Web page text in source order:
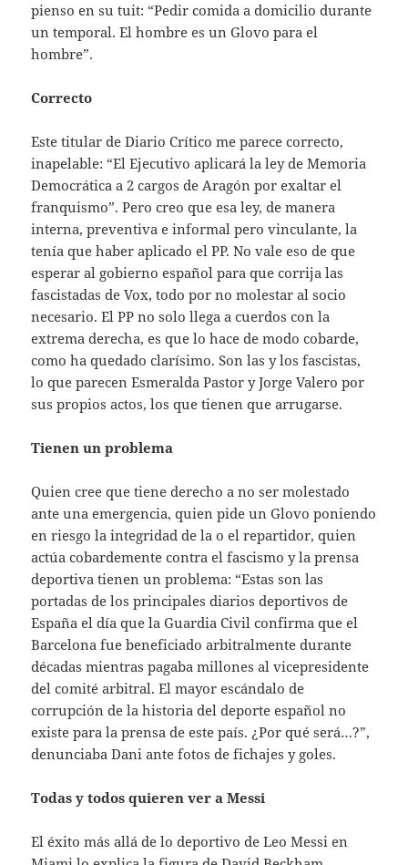
pienso en su tuit: “Pedir comida a domicilio durante
un temporal. El hombre es un Glovo para el
hombre”.
Correcto
Este titular de Diario Crítico me parece correcto,
inapelable: “El Ejecutivo aplicará la ley de Memoria
Democrática a 2 cargos de Aragón por exaltar el
franquismo”. Pero creo que esa ley, de manera
interna, preventiva e informal pero vinculante, la
tenía que haber aplicado el PP. No vale eso de que
esperar al gobierno español para que corrija las
fascistadas de Vox, todo por no molestar al socio
necesario. El PP no solo llega a cuerdos con la
extrema derecha, es que lo hace de modo cobarde,
como ha quedado clarísimo. Son las y los fascistas,
lo que parecen Esmeralda Pastor y Jorge Valero por
sus propios actos, los que tienen que arrugarse.
Tienen un problema
Quien cree que tiene derecho a no ser molestado
ante una emergencia, quien pide un Glovo poniendo
en riesgo la integridad de la o el repartidor, quien
actúa cobardemente contra el fascismo y la prensa
deportiva tienen un problema: “Estas son las
portadas de los principales diarios deportivos de
España el día que la Guardia Civil confirma que el
Barcelona fue beneficiado arbitralmente durante
décadas mientras pagaba millones al vicepresidente
del comité arbitral. El mayor escándalo de
corrupción de la historia del deporte español no
existe para la prensa de este país. ¿Por qué será…?”,
denunciaba Dani ante fotos de fichajes y goles.
Todas y todos quieren ver a Messi
El éxito más allá de lo deportivo de Leo Messi en